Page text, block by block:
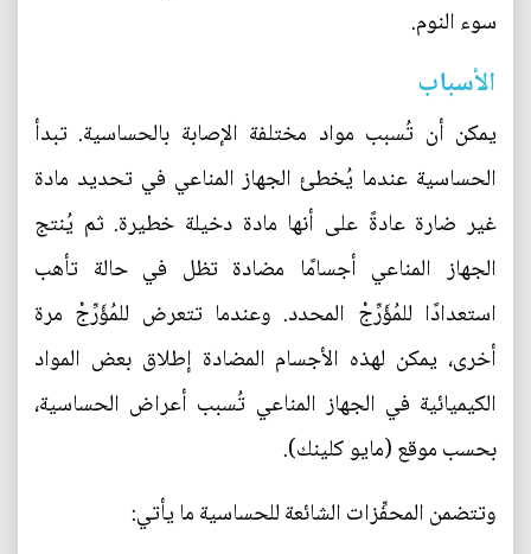
سوء النوم.
الأسباب
يمكن أن تُسبب مواد مختلفة الإصابة بالحساسية. تبدأ
الحساسية عندما يُخطئ الجهاز المناعي في تحديد مادة
غير ضارة عادةً على أنها مادة دخيلة خطيرة. ثم يُنتج
الجهاز المناعي أجسامًا مضادة تظل في حالة تأهب
استعدادًا للمُؤَرِّجْ المحدد. وعندما تتعرض للمُؤَرِّجْ مرة
أخرى، يمكن لهذه الأجسام المضادة إطلاق بعض المواد
الكيميائية في الجهاز المناعي تُسبب أعراض الحساسية،
بحسب موقع (مايو كلينك).
وتتضمن المحفِّزات الشائعة للحساسية ما يأتي: